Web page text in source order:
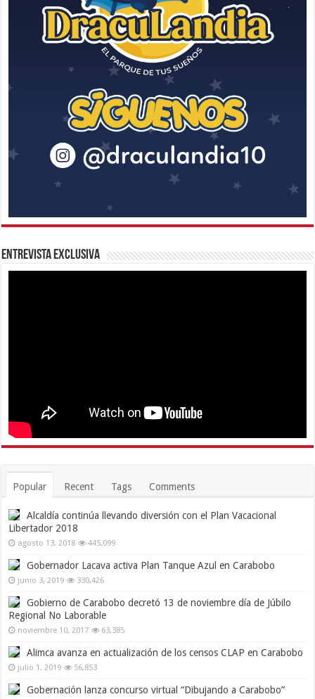
Entrevista Exclusiva
Popular Recent Tags Comments
Alcaldía continúa llevando diversión con el Plan Vacacional
Libertador 2018
agosto 13, 2018 445,099
Gobernador Lacava activa Plan Tanque Azul en Carabobo
junio 3, 2019 330,426
Gobierno de Carabobo decretó 13 de noviembre día de Júbilo
Regional No Laborable
noviembre 10, 2017 63,385
Alimca avanza en actualización de los censos CLAP en Carabobo
julio 1, 2019 56,853
Gobernación lanza concurso virtual “Dibujando a Carabobo”